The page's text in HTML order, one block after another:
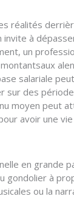
réalités
invite à
un
salariale
sur des
moyen peut
avoir une
en grande
gondolier à
ou la